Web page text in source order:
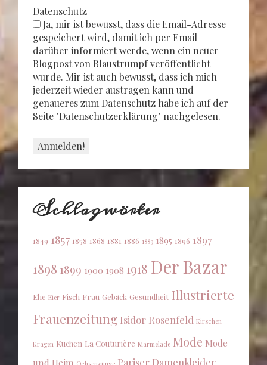
Datenschutz
Ja, mir ist bewusst, dass die Email-Adresse
gespeichert wird, damit ich per Email
darüber informiert werde, wenn ein neuer
Blogpost von Blaustrumpf veröffentlicht
wurde. Mir ist auch bewusst, dass ich mich
jederzeit wieder austragen kann und
genaueres zum Datenschutz habe ich auf der
Seite "Datenschutzerklärung" nachgelesen.
Schlagwörter
1849 1857 1858 1868 1881 1886 1889 1895 1896 1897
1898 1899 1900 1908 1918 Der Bazar
Ehe Eier Fisch Frau Gebäck Gesundheit Illustrierte
Frauenzeitung Isidor Rosenfeld Kirschen
Kragen Kuchen La Couturière Marmelade Mode Mode
Pariser Damenkleider